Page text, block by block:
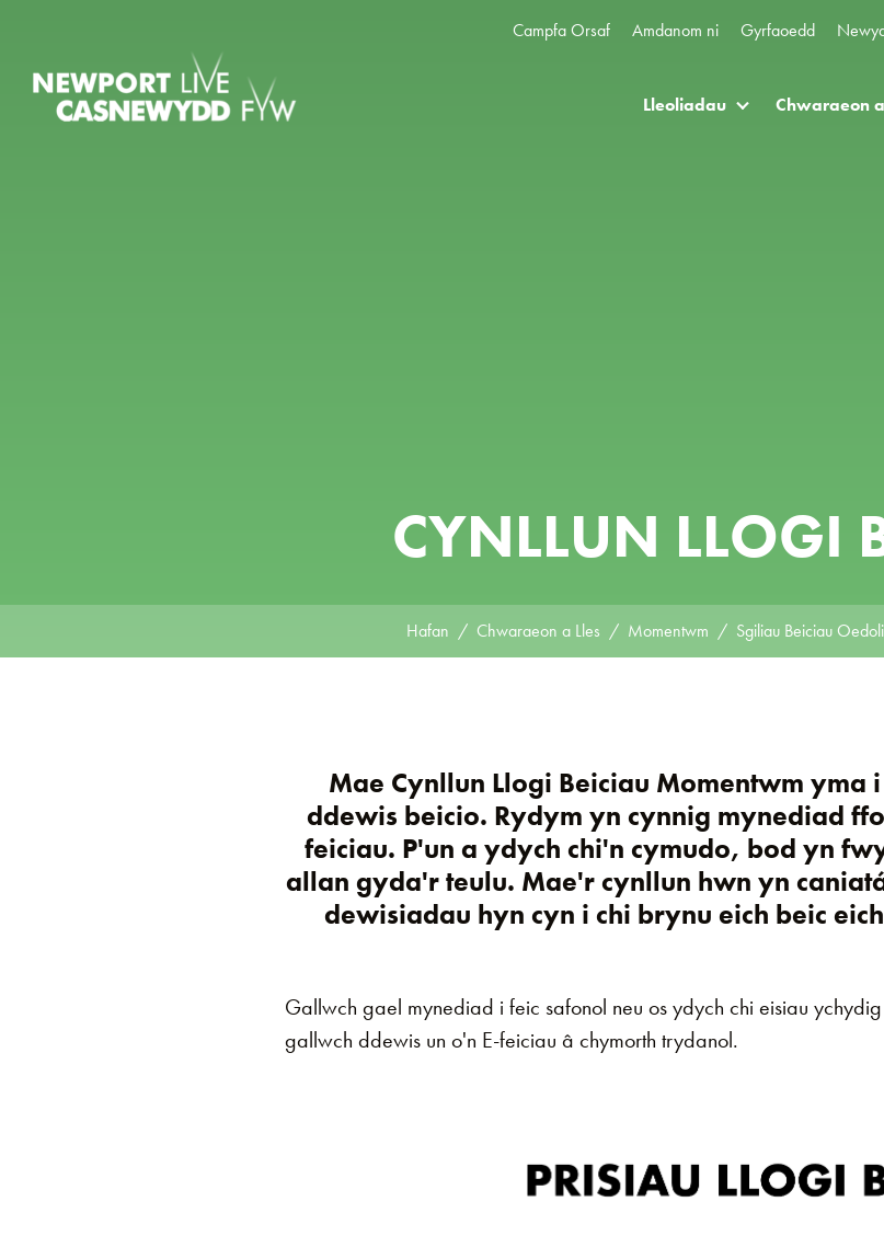
Campfa Orsaf Amdanom ni Gyrfaoedd
Lleoliadau Chwaraeon
CYNLLUN LLOGI
Hafan Chwaraeon a Lles Momentwm Sgiliau Beiciau
Mae Cynllun Llogi Beiciau Momentwm
ddewis beicio. Rydym yn cynnig mynediad
feiciau. P'un a ydych chi'n cymudo, bod yn
allan gyda'r teulu. Mae'r cynllun hwn yn
dewisiadau hyn cyn i chi brynu eich beic
Gallwch gael mynediad i feic safonol neu os ydych chi eisiau
gallwch ddewis un o'n E-feiciau â chymorth trydanol.